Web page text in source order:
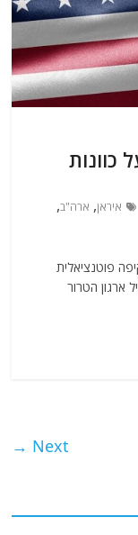
כוונות
איראן, ארה"ב,
פוטנציאלית
ארגון הטרור
Next →